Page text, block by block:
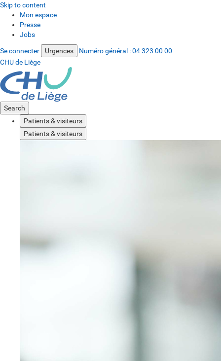
Skip to content
Mon espace
Presse
Jobs
Se connecter Urgences Numéro général :04 323 00 00
CHU de Liège
Search
Patients & visiteurs
Patients & visiteurs